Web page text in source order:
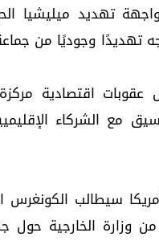
تهديد ميليشيا
تهديدًا وجوديًا من
عقوبات اقتصادية
مع الشركاء
سيطالب
من وزارة الخارجية